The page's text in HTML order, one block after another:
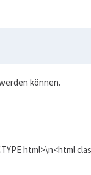
können.
html>\n<html